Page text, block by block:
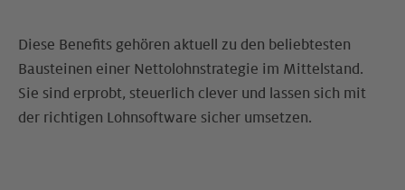
Diese Benefits gehören aktuell zu den beliebtesten
Bausteinen einer Nettolohnstrategie im Mittelstand.
Sie sind erprobt, steuerlich clever und lassen sich mit
der richtigen Lohnsoftware sicher umsetzen.